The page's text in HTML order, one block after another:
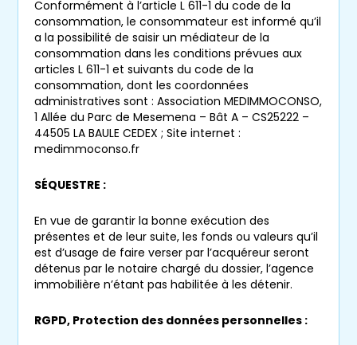
par les visites demaisonsou
d’appartements.
Vous êtesvendeur? Nous sommes
entièrement disponibles pour répondre à
toutes vosquestionssur la vente de votre
bien enviager sur Marseille. Se questionner
sur le bon âge pour vendre ou sur la
rentabilité d’une
questions naturelles au regard des enjeux.
Sachez d’ores et déjà que nous conseillons la
vente d’un bien en viagerjusqu’à 85 ans
bien qu’il n’y ait pas d’âge minimum légal.
Cependant notre expérience nous invite à
considérer que l’âge optimal pour vendre un
bien en viagerest à partir de 70 ans. Votre
Conformément à l’article L 611-1 du code de la
consommation, le consommateur est informé qu’il
a la possibilité de saisir un médiateur de la
consommation dans les conditions prévues aux
articles L 611-1 et suivants du code de la
consommation, dont les coordonnées
administratives sont : Association MEDIMMOCONSO,
1 Allée du Parc de Mesemena – Bât A – CS25222 –
44505 LA BAULE CEDEX ; Site internet :
medimmoconso.fr
SÉQUESTRE :
En vue de garantir la bonne exécution des
présentes et de leur suite, les fonds ou valeurs qu’il
est d’usage de faire verser par l’acquéreur seront
détenus par le notaire chargé du dossier, l’agence
immobilière n’étant pas habilitée à les détenir.
RGPD, Protection des données personnelles :